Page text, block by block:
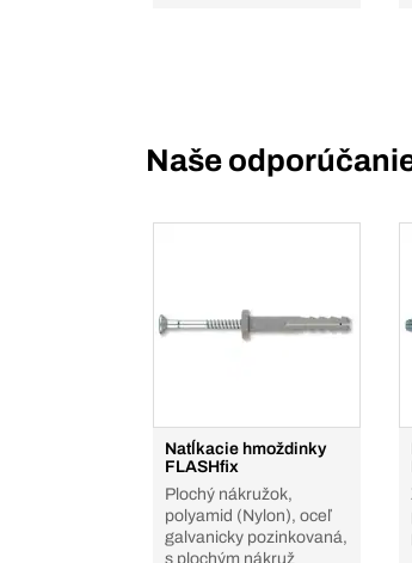
Naše
Natĺkacie hmoždinky
FLASHfix
Plochý nákružok,
polyamid (Nylon), oceľ
galvanicky pozinkovaná,
s plochým nákruž